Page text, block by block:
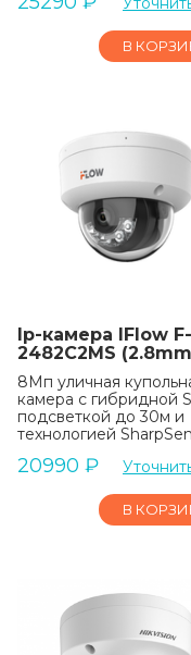
В
Ip-камера IFlow
2482C2MS
8Мп уличная
камера с гибридной
подсветкой до 30м и
технологией
20990 ₽
В